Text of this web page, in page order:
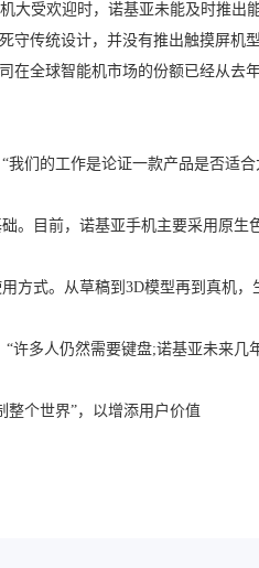
大受欢迎时，诺基亚未能及时推出
守传统设计，并没有推出触摸屏机型
在全球智能机市场的份额已经从去
们的工作是论证一款产品是否适
。目前，诺基亚手机主要采用原生
方式。从草稿到3D模型再到真机，
许多人仍然需要键盘;诺基亚未来几
个世界”，以增添用户价值